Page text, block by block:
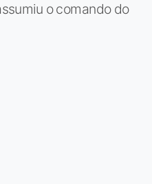
o comando do